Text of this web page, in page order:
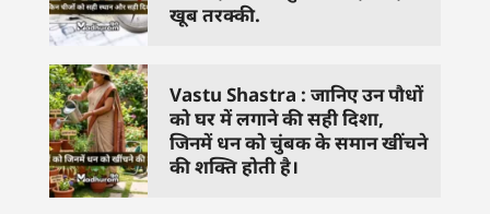
खूब तरक्की.
Vastu Shastra : जानिए उन पौधों
को घर में लगाने की सही दिशा,
जिनमें धन को चुंबक के समान खींचने
की शक्ति होती है।